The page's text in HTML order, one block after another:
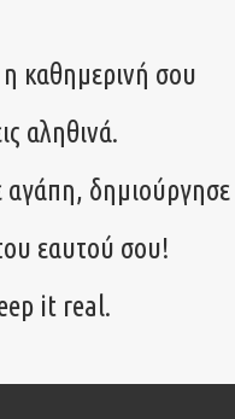
καθημερινή σου
αληθινά.
αγάπη, δημιούργησε
εαυτού σου!
it real.